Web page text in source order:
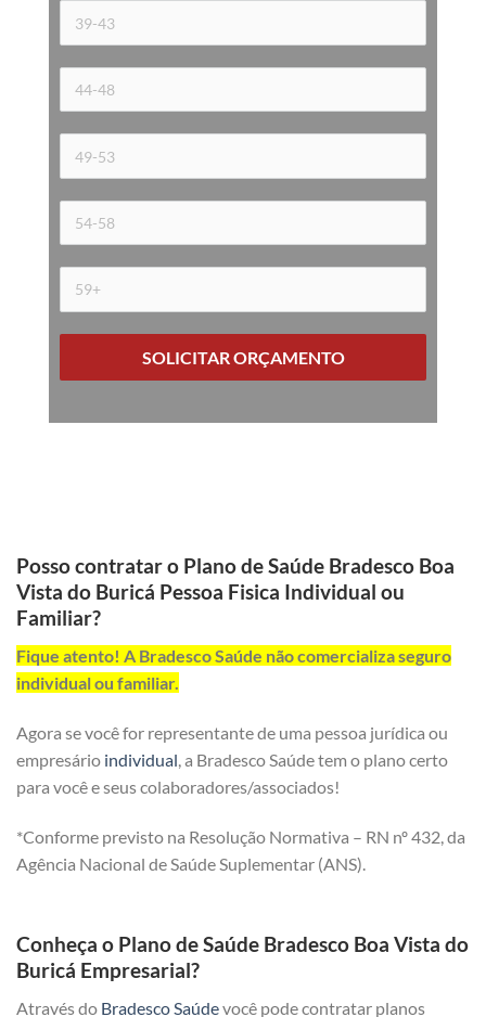
SOLICITAR ORÇAMENTO
Posso contratar o Plano de Saúde Bradesco Boa
Vista do Buricá Pessoa Fisica Individual ou
Familiar?
Fique atento! A Bradesco Saúde não comercializa seguro
individual ou familiar.
Agora se você for representante de uma pessoa jurídica ou
empresário individual , a Bradesco Saúde tem o plano certo
para você e seus colaboradores/associados!
*Conforme previsto na Resolução Normativa – RN nº 432, da
Agência Nacional de Saúde Suplementar (ANS).
Conheça o Plano de Saúde Bradesco Boa Vista do
Buricá Empresarial?
Através do Bradesco Saúdevocê pode contratar planos